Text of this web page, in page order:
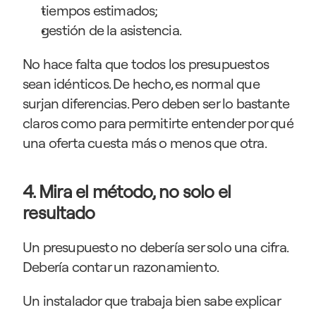
tiempos estimados;
gestión de la asistencia.
No hace falta que todos los presupuestos
sean idénticos. De hecho, es normal que
surjan diferencias. Pero deben ser lo bastante
claros como para permitirte entender por qué
una oferta cuesta más o menos que otra.
4. Mira el método, no solo el
resultado
Un presupuesto no debería ser solo una cifra.
Debería contar un razonamiento.
Un instalador que trabaja bien sabe explicar